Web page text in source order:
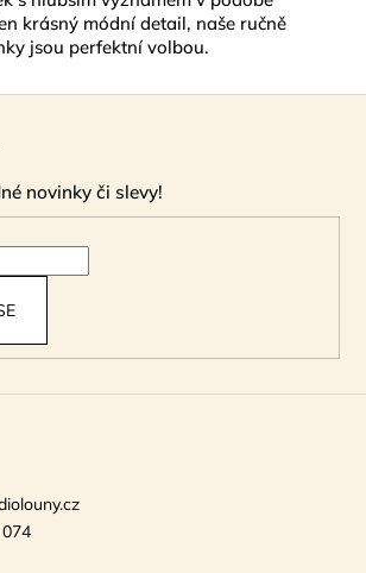
krásný módní detail, naše ručně
jsou perfektní volbou.
novinky či slevy!